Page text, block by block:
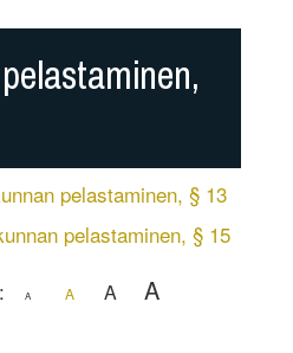
pelastaminen, § 13
pelastaminen, § 15
A A A A